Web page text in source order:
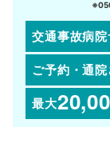
交通事故病
ご予約・通
最大